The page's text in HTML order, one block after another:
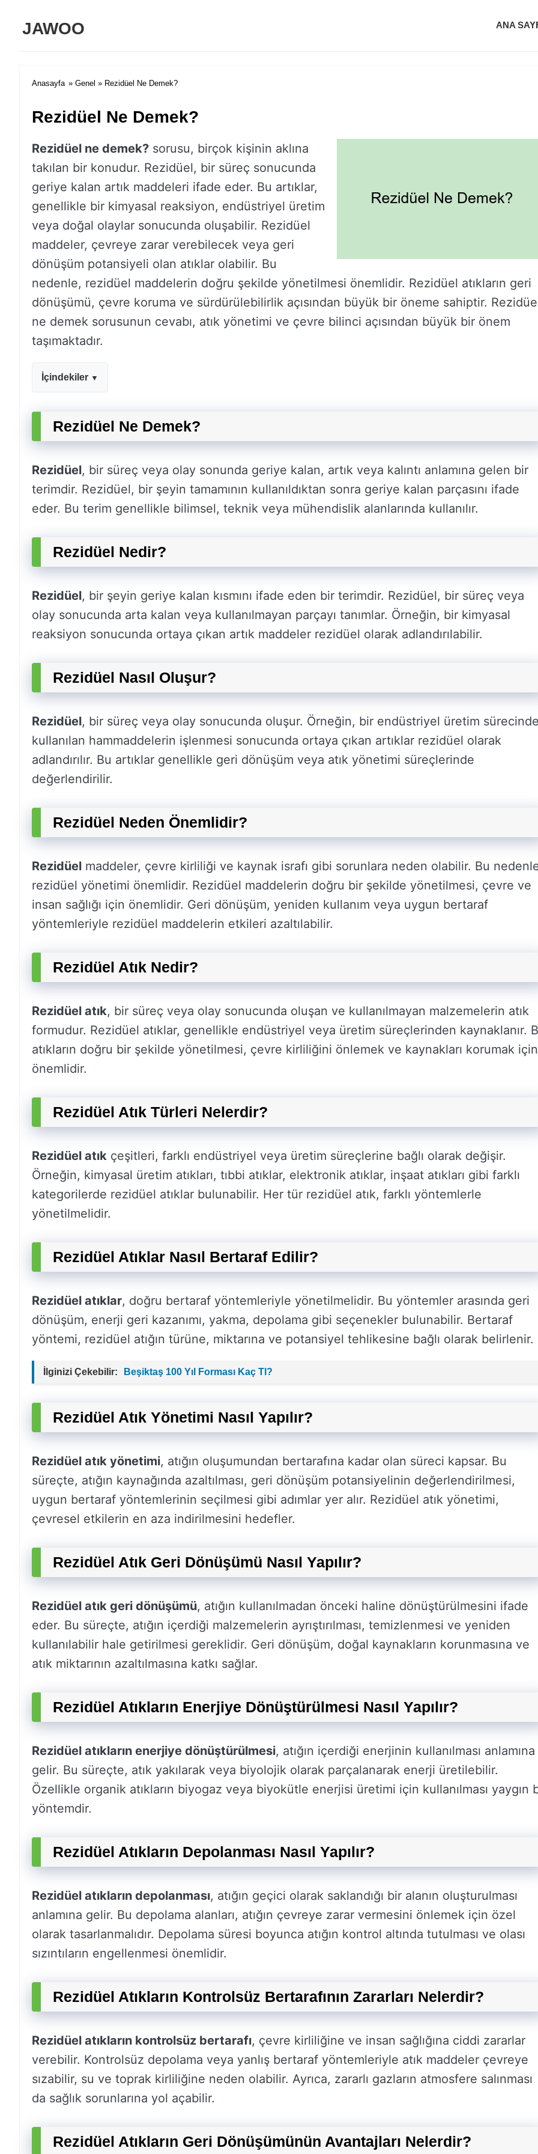
JAWOO ANA
Anasayfa » Genel » Rezidüel Ne Demek?
Rezidüel Ne Demek?
Rezidüel ne demek? sorusu, birçok kişinin aklına
takılan bir konudur. Rezidüel, bir süreç sonucunda
geriye kalan artık maddeleri ifade eder. Bu artıklar,
genellikle bir kimyasal reaksiyon, endüstriyel üretim
veya doğal olaylar sonucunda oluşabilir. Rezidüel
maddeler, çevreye zarar verebilecek veya geri
dönüşüm potansiyeli olan atıklar olabilir. Bu
nedenle, rezidüel maddelerin doğru şekilde yönetilmesi önemlidir. Rezidüel atıkların geri
dönüşümü, çevre koruma ve sürdürülebilirlik açısından büyük bir öneme sahiptir.
ne demek sorusunun cevabı, atık yönetimi ve çevre bilinci açısından büyük bir önem
taşımaktadır.
İçindekiler
Rezidüel Ne Demek?
Rezidüel, bir süreç veya olay sonunda geriye kalan, artık veya kalıntı anlamına gelen bir
terimdir. Rezidüel, bir şeyin tamamının kullanıldıktan sonra geriye kalan parçasını ifade
eder. Bu terim genellikle bilimsel, teknik veya mühendislik alanlarında kullanılır.
Rezidüel Nedir?
Rezidüel, bir şeyin geriye kalan kısmını ifade eden bir terimdir. Rezidüel, bir süreç veya
olay sonucunda arta kalan veya kullanılmayan parçayı tanımlar. Örneğin, bir kimyasal
reaksiyon sonucunda ortaya çıkan artık maddeler rezidüel olarak adlandırılabilir.
Rezidüel Nasıl Oluşur?
Rezidüel, bir süreç veya olay sonucunda oluşur. Örneğin, bir endüstriyel üretim
kullanılan hammaddelerin işlenmesi sonucunda ortaya çıkan artıklar rezidüel olarak
adlandırılır. Bu artıklar genellikle geri dönüşüm veya atık yönetimi süreçlerinde
değerlendirilir.
Rezidüel Neden Önemlidir?
Rezidüel maddeler, çevre kirliliği ve kaynak israfı gibi sorunlara neden olabilir. Bu
rezidüel yönetimi önemlidir. Rezidüel maddelerin doğru bir şekilde yönetilmesi, çevre ve
insan sağlığı için önemlidir. Geri dönüşüm, yeniden kullanım veya uygun bertaraf
yöntemleriyle rezidüel maddelerin etkileri azaltılabilir.
Rezidüel Atık Nedir?
Rezidüel atık, bir süreç veya olay sonucunda oluşan ve kullanılmayan malzemelerin atık
formudur. Rezidüel atıklar, genellikle endüstriyel veya üretim süreçlerinden kaynaklanır.
atıkların doğru bir şekilde yönetilmesi, çevre kirliliğini önlemek ve kaynakları korumak için
önemlidir.
Rezidüel Atık Türleri Nelerdir?
Rezidüel atık çeşitleri, farklı endüstriyel veya üretim süreçlerine bağlı olarak değişir.
Örneğin, kimyasal üretim atıkları, tıbbi atıklar, elektronik atıklar, inşaat atıkları gibi farklı
kategorilerde rezidüel atıklar bulunabilir. Her tür rezidüel atık, farklı yöntemlerle
yönetilmelidir.
Rezidüel Atıklar Nasıl Bertaraf Edilir?
Rezidüel atıklar, doğru bertaraf yöntemleriyle yönetilmelidir. Bu yöntemler arasında geri
dönüşüm, enerji geri kazanımı, yakma, depolama gibi seçenekler bulunabilir. Bertaraf
yöntemi, rezidüel atığın türüne, miktarına ve potansiyel tehlikesine bağlı olarak belirlenir.
İlginizi Çekebilir: Beşiktaş 100 Yıl Forması Kaç Tl?
Rezidüel Atık Yönetimi Nasıl Yapılır?
Rezidüel atık yönetimi, atığın oluşumundan bertarafına kadar olan süreci kapsar. Bu
süreçte, atığın kaynağında azaltılması, geri dönüşüm potansiyelinin değerlendirilmesi,
uygun bertaraf yöntemlerinin seçilmesi gibi adımlar yer alır. Rezidüel atık yönetimi,
çevresel etkilerin en aza indirilmesini hedefler.
Rezidüel Atık Geri Dönüşümü Nasıl Yapılır?
Rezidüel atık geri dönüşümü, atığın kullanılmadan önceki haline dönüştürülmesini ifade
eder. Bu süreçte, atığın içerdiği malzemelerin ayrıştırılması, temizlenmesi ve yeniden
kullanılabilir hale getirilmesi gereklidir. Geri dönüşüm, doğal kaynakların korunmasına ve
atık miktarının azaltılmasına katkı sağlar.
Rezidüel Atıkların Enerjiye Dönüştürülmesi Nasıl Yapılır?
Rezidüel atıkların enerjiye dönüştürülmesi, atığın içerdiği enerjinin kullanılması anlamına
gelir. Bu süreçte, atık yakılarak veya biyolojik olarak parçalanarak enerji üretilebilir.
Özellikle organik atıkların biyogaz veya biyokütle enerjisi üretimi için kullanılması yaygın
yöntemdir.
Rezidüel Atıkların Depolanması Nasıl Yapılır?
Rezidüel atıkların depolanması, atığın geçici olarak saklandığı bir alanın oluşturulması
anlamına gelir. Bu depolama alanları, atığın çevreye zarar vermesini önlemek için özel
olarak tasarlanmalıdır. Depolama süresi boyunca atığın kontrol altında tutulması ve olası
sızıntıların engellenmesi önemlidir.
Rezidüel Atıkların Kontrolsüz Bertarafının Zararları Nelerdir?
Rezidüel atıkların kontrolsüz bertarafı, çevre kirliliğine ve insan sağlığına ciddi zararlar
verebilir. Kontrolsüz depolama veya yanlış bertaraf yöntemleriyle atık maddeler çevreye
sızabilir, su ve toprak kirliliğine neden olabilir. Ayrıca, zararlı gazların atmosfere salınması
da sağlık sorunlarına yol açabilir.
Rezidüel Atıkların Geri Dönüşümünün Avantajları Nelerdir?